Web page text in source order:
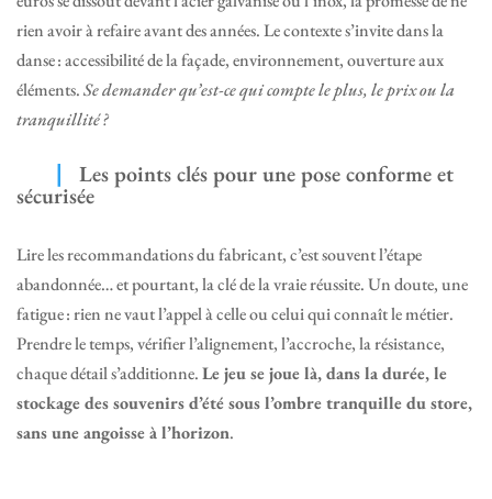
rien avoir à refaire avant des années. Le contexte s’invite dans la
danse : accessibilité de la façade, environnement, ouverture aux
éléments.Se demander qu’est-ce qui compte le plus, le prix ou la
tranquillité ?
Les points clés pour une pose conforme et
sécurisée
Lire les recommandations du fabricant, c’est souvent l’étape
abandonnée… et pourtant, la clé de la vraie réussite. Un doute, une
fatigue : rien ne vaut l’appel à celle ou celui qui connaît le métier.
Prendre le temps, vérifier l’alignement, l’accroche, la résistance,
chaque détail s’additionne.Le jeu se joue là, dans la durée, le
stockage des souvenirs d’été sous l’ombre tranquille du store,
sans une angoisse à l’horizon.